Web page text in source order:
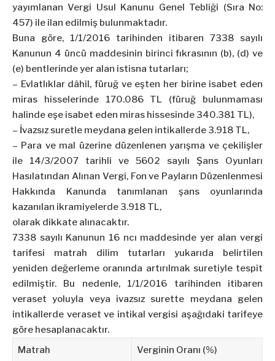
yayımlanan Vergi Usul Kanunu Genel Tebliği (Sıra No:
457) ile ilan edilmiş bulunmaktadır.
Buna göre, 1/1/2016 tarihinden itibaren 7338 sayılı
Kanunun 4 üncü maddesinin birinci fıkrasının (b), (d) ve
(e) bentlerinde yer alan istisna tutarları;
– Evlatlıklar dâhil, füruğ ve eşten her birine isabet eden
miras hisselerinde 170.086 TL (füruğ bulunmaması
halinde eşe isabet eden miras hissesinde 340.381 TL),
– İvazsız suretle meydana gelen intikallerde 3.918 TL,
– Para ve mal üzerine düzenlenen yarışma ve çekilişler
ile 14/3/2007 tarihli ve 5602 sayılı Şans Oyunları
Hasılatından Alınan Vergi, Fon ve Payların Düzenlenmesi
Hakkında Kanunda tanımlanan şans oyunlarında
kazanılan ikramiyelerde 3.918 TL,
olarak dikkate alınacaktır.
7338 sayılı Kanunun 16 ncı maddesinde yer alan vergi
tarifesi matrah dilim tutarları yukarıda belirtilen
yeniden değerleme oranında artırılmak suretiyle tespit
edilmiştir. Bu nedenle, 1/1/2016 tarihinden itibaren
veraset yoluyla veya ivazsız surette meydana gelen
intikallerde veraset ve intikal vergisi aşağıdaki tarifeye
göre hesaplanacaktır.
Matrah
Verginin Oranı (%)